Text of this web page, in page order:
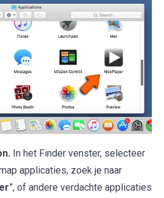
In het Finder venster, selecteer
applicaties, zoek je naar
”, of andere verdachte applicaties